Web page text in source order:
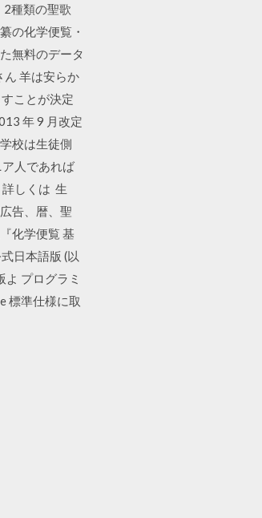
種類の聖歌
の化学便覧・
無料のデータ
ん 羊は安らか
ことが決定
年 9 月改定
校は生徒側
人であれば
しくは 生
告、暦、聖
化学便覧 基
⽇本語版 (以
プログラミ
標準仕様に取